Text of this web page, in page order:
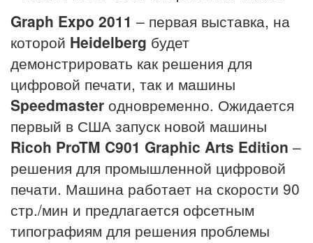
Graph Expo 2011 – первая выставка, на
которой Heidelberg будет
демонстрировать как решения для
цифровой печати, так и машины
Speedmaster одновременно. Ожидается
первый в США запуск новой машины
Ricoh ProTM C901 Graphic Arts Edition –
решения для промышленной цифровой
печати. Машина работает на скорости 90
стр./мин и предлагается офсетным
типографиям для решения проблемы